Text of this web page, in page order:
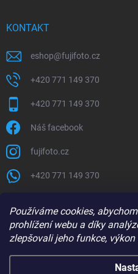
Používáme cookies,
prohlížení webu a díky
zlepšovali jeho funkce,
KONTAKT
eshop@fujifoto.cz
+420 771 149 370
+420 771 149 370
Náš facebook
fujifoto.cz
+420 771 149 370
PŘIJÍMÁME ONLINE PLATBY